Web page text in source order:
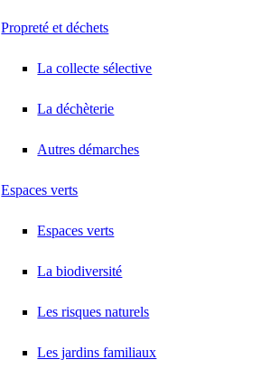
Propreté et déchets
La collecte sélective
La déchèterie
Autres démarches
Espaces verts
Espaces verts
La biodiversité
Les risques naturels
Les jardins familiaux